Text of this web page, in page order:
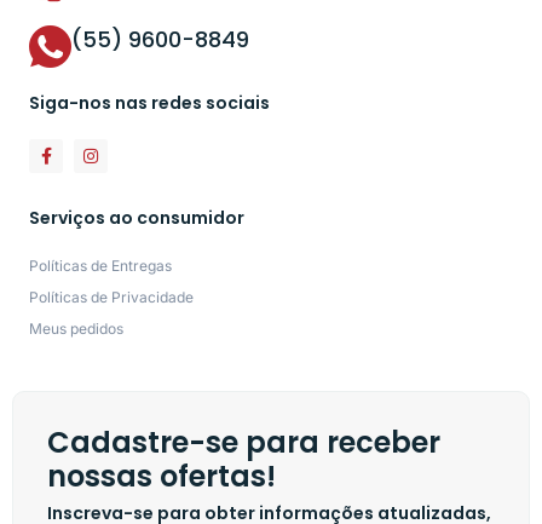
(55) 9600-8849
Siga-nos nas redes sociais
Serviços ao consumidor
Políticas de Entregas
Políticas de Privacidade
Meus pedidos
Cadastre-se para receber
nossas ofertas!
Inscreva-se para obter informações atualizadas,